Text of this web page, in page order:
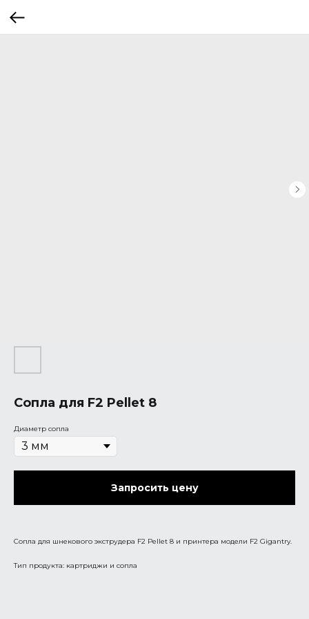
Сопла для F2 Pellet 8
Диаметр сопла
Запросить цену
Сопла для шнекового экструдера F2 Pellet 8 и принтера модели F2 Gigantry.
Тип продукта: картриджи и сопла